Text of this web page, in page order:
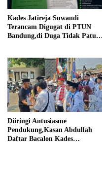
Kades Jatireja Suwandi
Terancam Digugat di PTUN
Bandung,di Duga Tidak Patuhi
Diiringi Antusiasme
Pendukung,Kasan Abdullah
Daftar Bacalon Kades